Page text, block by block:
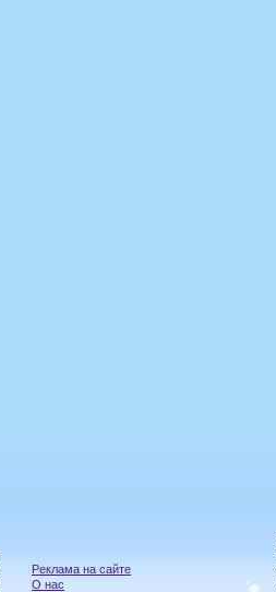
Реклама на сайте
О нас